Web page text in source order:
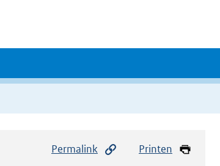
Permalink Printen